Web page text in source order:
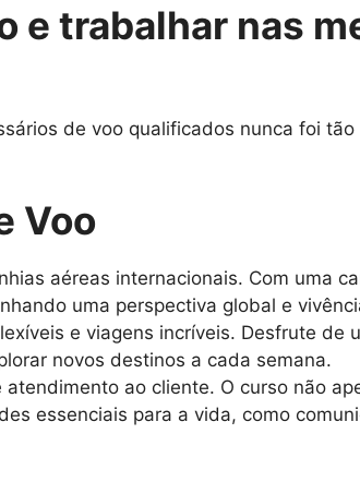
e trabalhar nas
de voo qualificados nunca foi tão
Voo
aéreas internacionais. Com uma
uma perspectiva global e
e viagens incríveis. Desfrute de
novos destinos a cada semana.
ao cliente. O curso não
essenciais para a vida, como